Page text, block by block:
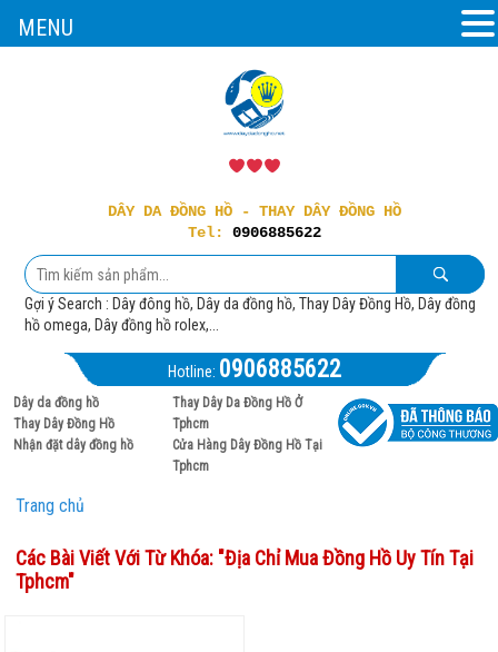
DÂY DA ĐỒNG HỒ - THAY DÂY ĐỒNG HỒ
Tel: 0906885622
Gợi ý Search : Dây đông hồ, Dây da đồng hồ, Thay Dây Đồng Hồ, Dây đồng
hồ omega, Dây đồng hồ rolex,...
Hotline: 0906885622
Dây da đồng hồ
Thay Dây Đồng Hồ
Nhận đặt dây đồng hồ
Thay Dây Da Đồng Hồ Ở
Tphcm
Cửa Hàng Dây Đồng Hồ Tại
Tphcm
Trang chủ
Các Bài Viết Với Từ Khóa: "Địa Chỉ Mua Đồng Hồ Uy Tín Tại
Tphcm"
MENU